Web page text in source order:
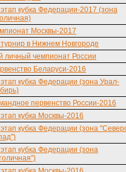
кубка Федерации-2017 (зона
Москвы-2017
в Нижнем Новгороде
личный чемпионат России
Беларуси-2016
кубка Федерации (зона Урал-
первенство России-2016
кубка Москвы-2016
кубка Федерации (зона
кубка Федерации (зона